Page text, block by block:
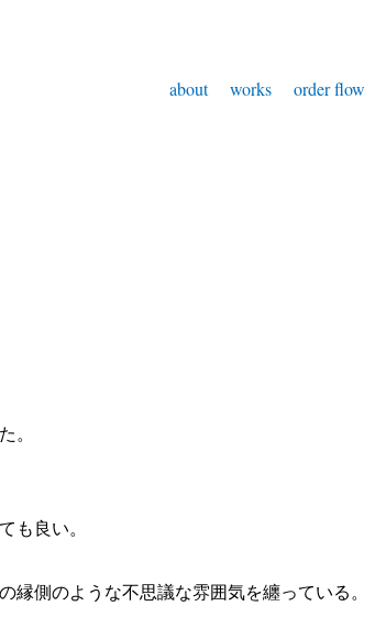
about works order flow
。
も良い。
縁側のような不思議な雰囲気を纏っている。